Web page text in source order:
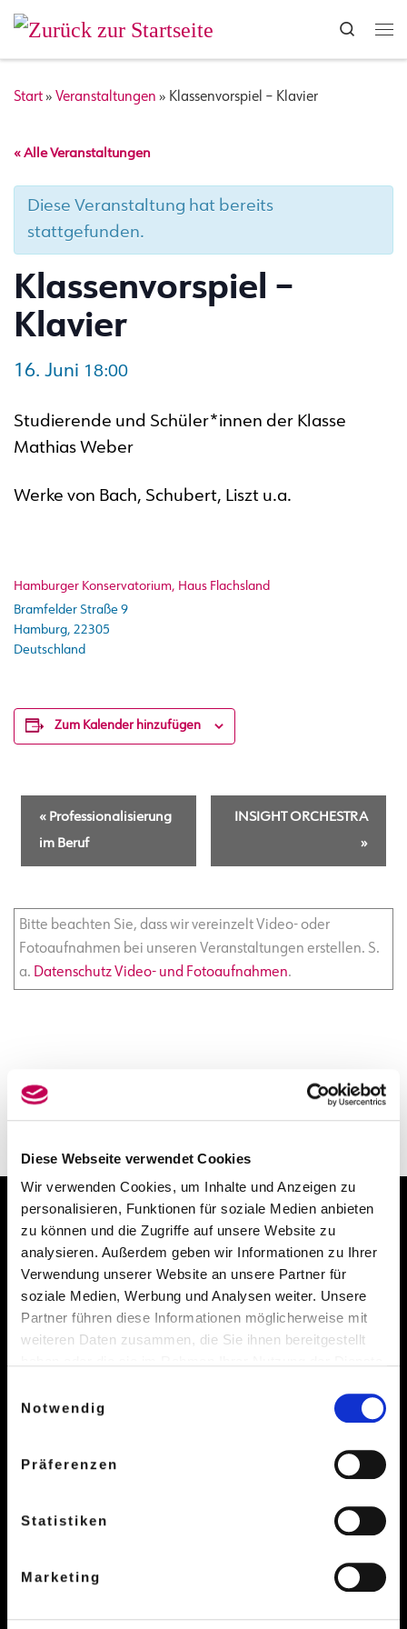
Diese Webseite verwendet Cookies
Wir verwenden Cookies, um Inhalte und Anzeigen zu
personalisieren, Funktionen für soziale Medien anbieten
zu können und die Zugriffe auf unsere Website zu
analysieren. Außerdem geben wir Informationen zu Ihrer
Verwendung unserer Website an unsere Partner für
soziale Medien, Werbung und Analysen weiter. Unsere
Partner führen diese Informationen möglicherweise mit
weiteren Daten zusammen, die Sie ihnen bereitgestellt
Weitere Informationen in unseren
Notwendig
Präferenzen
Statistiken
Marketing
Zum Inhalt springen
Search
Start » Veranstaltungen » Klassenvorspiel – Klavier
« Alle Veranstaltungen
Diese Veranstaltung hat bereits
stattgefunden.
Klassenvorspiel –
Klavier
16. Juni 18:00
Studierende und Schüler*innen der Klasse
Mathias Weber
Werke von Bach, Schubert, Liszt u.a.
Hamburger Konservatorium, Haus Flachsland
Bramfelder Straße 9
Hamburg, 22305
Deutschland
Zum Kalender hinzufügen
r
n
s
t
u
g
N
a
v
n
« Professionalisierung
im Beruf
INSIGHT ORCHESTRA
»
Bitte beachten Sie, dass wir vereinzelt Video- oder
Fotoaufnahmen bei unseren Veranstaltungen erstellen. S.
a. Datenschutz Video- und Fotoaufnahmen.
Kontakt
Hamburger Konservatorium
Telefon:040 870 877 - 0
akademie@hhkon.de
Standorte